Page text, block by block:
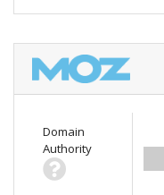
Domain
Authority